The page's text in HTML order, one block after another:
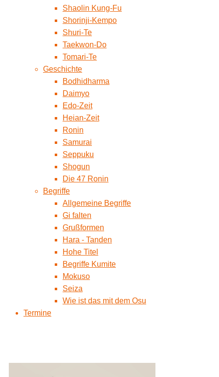
Shaolin Kung-Fu
Shorinji-Kempo
Shuri-Te
Taekwon-Do
Tomari-Te
Geschichte
Bodhidharma
Daimyo
Edo-Zeit
Heian-Zeit
Ronin
Samurai
Seppuku
Shogun
Die 47 Ronin
Begriffe
Allgemeine Begriffe
Gi falten
Grußformen
Hara - Tanden
Hohe Titel
Begriffe Kumite
Mokuso
Seiza
Wie ist das mit dem Osu
Termine